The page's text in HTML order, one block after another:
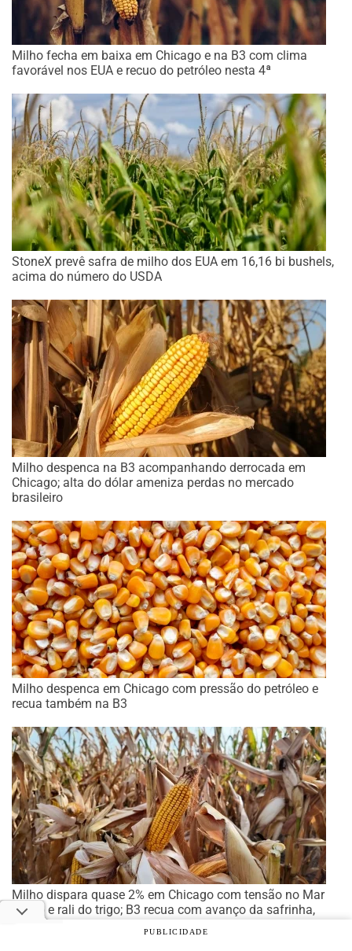
Milho fecha em baixa em Chicago e na B3 com clima
favorável nos EUA e recuo do petróleo nesta 4ª
StoneX prevê safra de milho dos EUA em 16,16 bi bushels,
acima do número do USDA
Milho despenca na B3 acompanhando derrocada em
Chicago; alta do dólar ameniza perdas no mercado
brasileiro
Milho despenca em Chicago com pressão do petróleo e
recua também na B3
Milho dispara quase 2% em Chicago com tensão no Mar
Negro e rali do trigo; B3 recua com avanço da safrinha,
mas físico segue firme
PUBLICIDADE